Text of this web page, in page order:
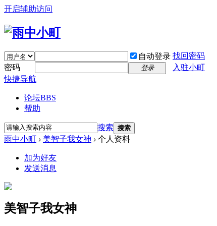
开启辅助访问
自动登录 找回密码
密码
登录
入驻小町
快捷导航
论坛BBS
帮助
搜索 搜索
雨中小町 › 美智子我女神 › 个人资料
加为好友
发送消息
美智子我女神